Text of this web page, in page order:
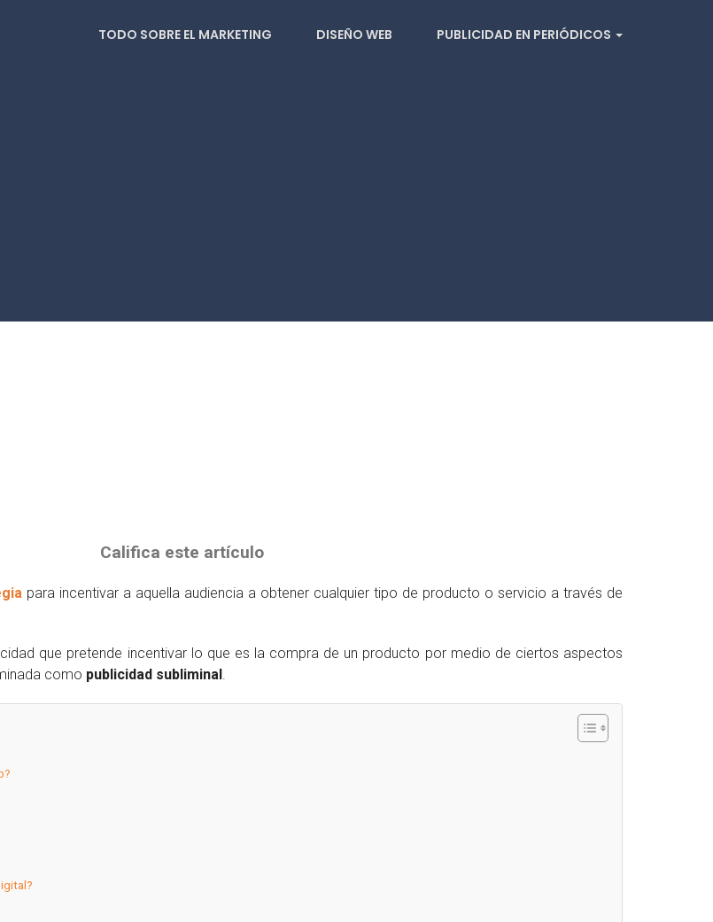
TODO SOBRE EL MARKETING DISEÑO WEB PUBLICIDAD EN PERIÓDICOS
Califica este artículo
para incentivar a aquella audiencia a obtener cualquier tipo de producto o servicio a través de
que pretende incentivar lo que es la compra de un producto por medio de ciertos aspectos
como publicidad subliminal .